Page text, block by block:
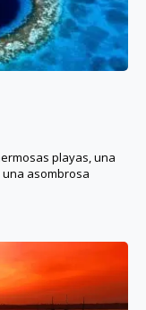
playas, una
asombrosa